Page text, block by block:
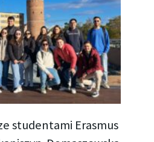
studentami Erasmus